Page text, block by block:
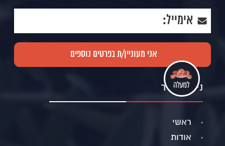
ניווט מהיר
ראשי
אודות